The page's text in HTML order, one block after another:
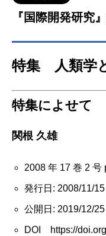
『国際開発研究
特集 人類学
特集によせて
関根 久雄
2008 年 17 巻 2 号
発行日: 2008/11/15
公開日: 2019/12/25
DOI https://